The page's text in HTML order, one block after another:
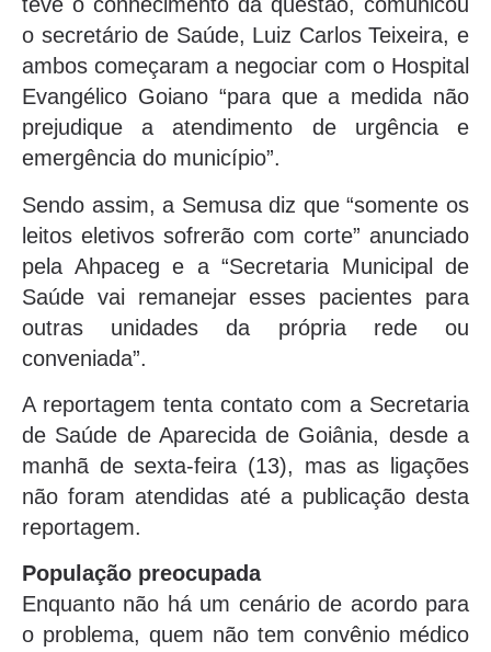
o secretário de Saúde, Luiz Carlos Teixeira, e
ambos começaram a negociar com o Hospital
Evangélico Goiano “para que a medida não
prejudique a atendimento de urgência e
emergência do município”.
Sendo assim, a Semusa diz que “somente os
leitos eletivos sofrerão com corte” anunciado
pela Ahpaceg e a “Secretaria Municipal de
Saúde vai remanejar esses pacientes para
outras unidades da própria rede ou
conveniada”.
A reportagem tenta contato com a Secretaria
de Saúde de Aparecida de Goiânia, desde a
manhã de sexta-feira (13), mas as ligações
não foram atendidas até a publicação desta
reportagem.
População preocupada
Enquanto não há um cenário de acordo para
o problema, quem não tem convênio médico